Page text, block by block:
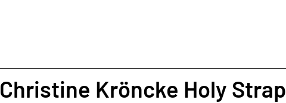
Christine Kröncke Holy Strap